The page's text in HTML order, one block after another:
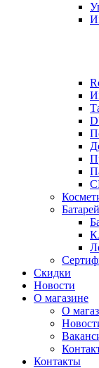
Скидки
Новости
О магазине
О
Контакты